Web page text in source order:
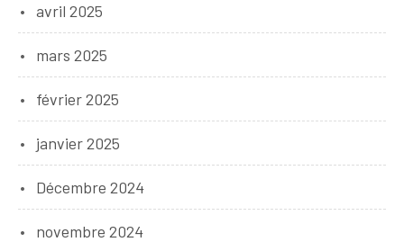
avril 2025
mars 2025
février 2025
janvier 2025
Décembre 2024
novembre 2024